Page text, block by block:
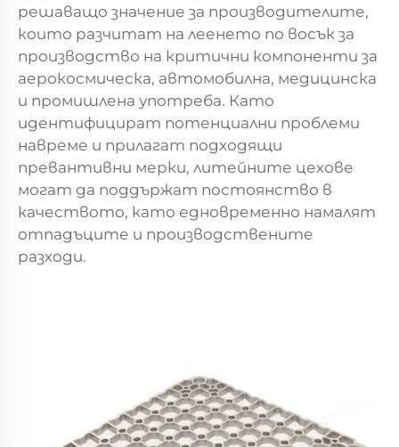
решаващо значение за производителите,
които разчитат на леенето по восък за
производство на критични компоненти за
аерокосмическа, автомобилна, медицинска
и промишлена употреба. Като
идентифицират потенциални проблеми
навреме и прилагат подходящи
превантивни мерки, литейните цехове
могат да поддържат постоянство в
качеството, като едновременно намалят
отпадъците и производствените
разходи.